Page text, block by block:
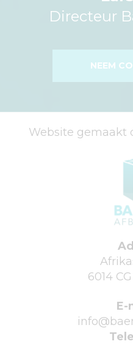
Directeur
NEEM
Website gemaakt
6014
E-